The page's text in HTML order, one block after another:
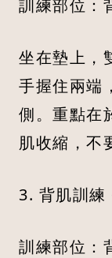
訓練部位：
坐在墊上，
手握住兩端
側。重點在
肌收縮，不
3. 背肌訓
訓練部位：